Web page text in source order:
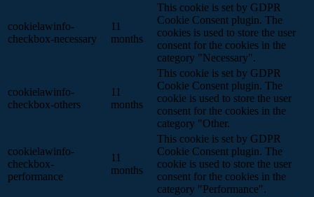
cookielawinfo-
checkbox-necessary
11
months
This cookie is set by GDPR
Cookie Consent plugin. The
cookies is used to store the user
consent for the cookies in the
category "Necessary".
cookielawinfo-
checkbox-others
11
months
This cookie is set by GDPR
Cookie Consent plugin. The
cookie is used to store the user
consent for the cookies in the
category "Other.
cookielawinfo-
checkbox-
performance
11
months
This cookie is set by GDPR
Cookie Consent plugin. The
cookie is used to store the user
consent for the cookies in the
category "Performance".